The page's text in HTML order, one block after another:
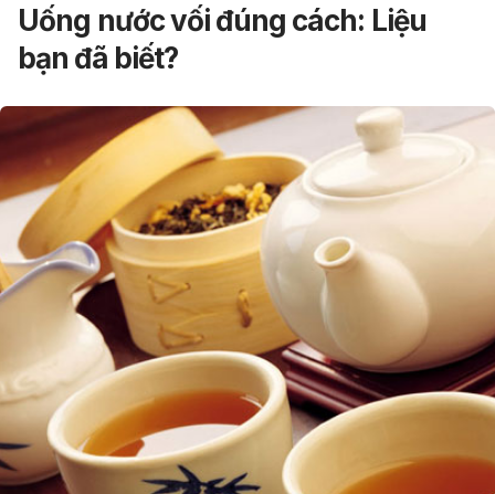
Uống nước vối đúng cách: Liệu
bạn đã biết?